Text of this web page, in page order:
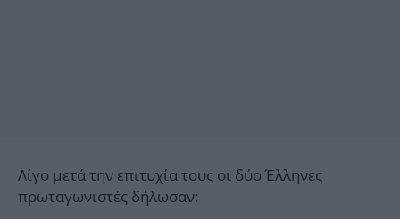
Λίγο μετά την επιτυχία τους οι δύο Έλληνες
πρωταγωνιστές δήλωσαν: